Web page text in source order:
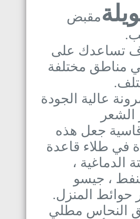
مقبض
تساعدك على
مناطق مختلفة
عالية الجودة
قاسية جعل هذه
في طلاء قاعدة
الدماغية ،
، جيسو
حوائط المنزل.
النحاس مطلي